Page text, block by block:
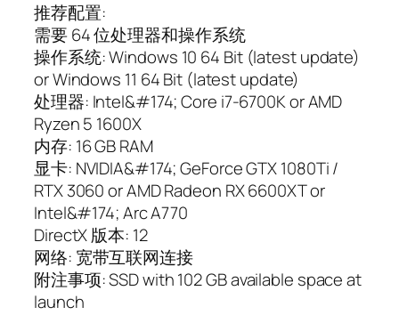
推荐配置:
需要 64 位处理器和操作系统
操作系统: Windows 10 64 Bit (latest update)
or Windows 11 64 Bit (latest update)
处理器: Intel&#174; Core i7-6700K or AMD
Ryzen 5 1600X
内存: 16 GB RAM
显卡: NVIDIA&#174; GeForce GTX 1080Ti /
RTX 3060 or AMD Radeon RX 6600XT or
Intel&#174; Arc A770
DirectX 版本: 12
网络: 宽带互联网连接
附注事项: SSD with 102 GB available space at
launch